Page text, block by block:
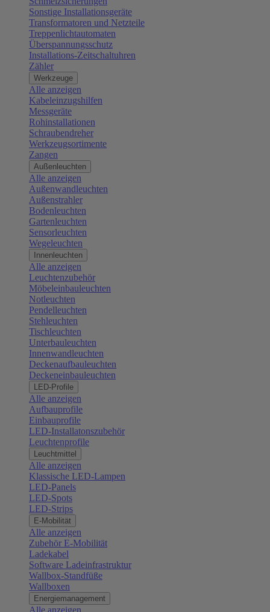
Sonstige Installationsgeräte
Transformatoren und Netzteile
Treppenlichtautomaten
Überspannungsschutz
Installations-Zeitschaltuhren
Zähler
Werkzeuge
Alle anzeigen
Kabeleinzugshilfen
Messgeräte
Rohinstallationen
Schraubendreher
Werkzeugsortimente
Zangen
Außenleuchten
Alle anzeigen
Außenwandleuchten
Außenstrahler
Bodenleuchten
Gartenleuchten
Sensorleuchten
Wegeleuchten
Innenleuchten
Alle anzeigen
Leuchtenzubehör
Möbeleinbauleuchten
Notleuchten
Pendelleuchten
Stehleuchten
Tischleuchten
Unterbauleuchten
Innenwandleuchten
Deckenaufbauleuchten
Deckeneinbauleuchten
LED-Profile
Alle anzeigen
Aufbauprofile
Einbauprofile
LED-Installatonszubehör
Leuchtenprofile
Leuchtmittel
Alle anzeigen
Klassische LED-Lampen
LED-Panels
LED-Spots
LED-Strips
E-Mobilität
Alle anzeigen
Zubehör E-Mobilität
Ladekabel
Software Ladeinfrastruktur
Wallbox-Standfüße
Wallboxen
Energiemanagement